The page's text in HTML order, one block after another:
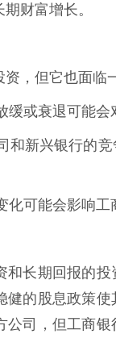
财富增长。
，但它也面临
或衰退可能会
和新兴银行的
可能会影响工
和长期回报的
健的股息政策
公司，但工商